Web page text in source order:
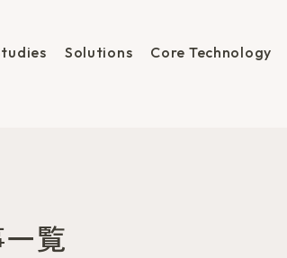
Solutions Core Technology
覧